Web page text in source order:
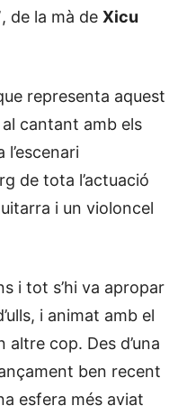
, de la mà de Xicu
representa aquest
cantant amb els
de tota l’actuació
i un violoncel
i tot s’hi va apropar
i animat amb el
cop. Des d’una
ben recent
esfera més aviat